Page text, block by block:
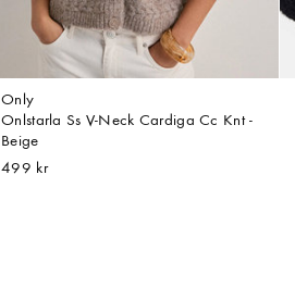
Only
Onlstarla Ss V-Neck Cardiga Cc Knt -
Beige
499 kr